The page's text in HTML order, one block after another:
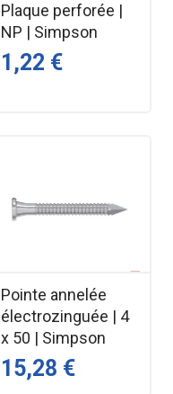
Plaque perforée |
NP | Simpson
1,22 €
Pointe annelée
électrozinguée | 4
x 50 | Simpson
15,28 €